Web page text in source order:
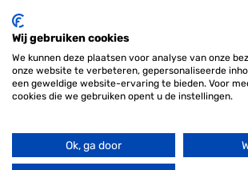
Volg ons
© Copyright 2026 - Lamper Design
Wij gebruiken cookies
We kunnen deze plaatsen voor analyse van onze
onze website te verbeteren, gepersonaliseerde
een geweldige website-ervaring te bieden. Voor
cookies die we gebruiken opent u de instellingen.
Ok, ga door